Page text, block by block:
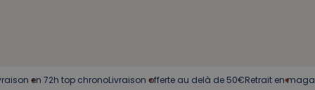
72h top chronoLivraison offerte au delà de 50€Retrait en magasin